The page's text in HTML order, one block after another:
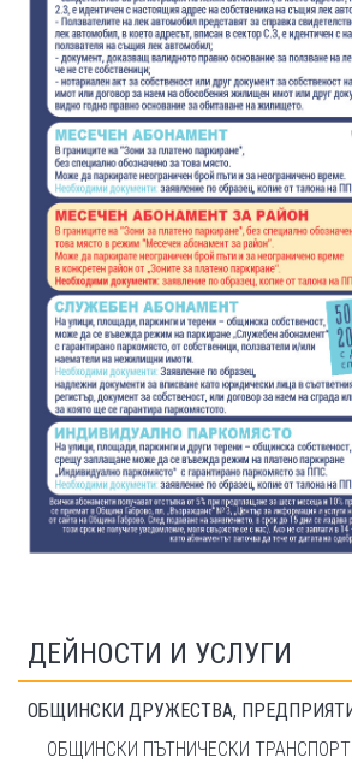
ДЕЙНОСТИ И УСЛУГИ
ОБЩИНСКИ ДРУЖЕСТВА,
ОБЩИНСКИ ПЪТНИЧЕСКИ ТРАНСПОРТ